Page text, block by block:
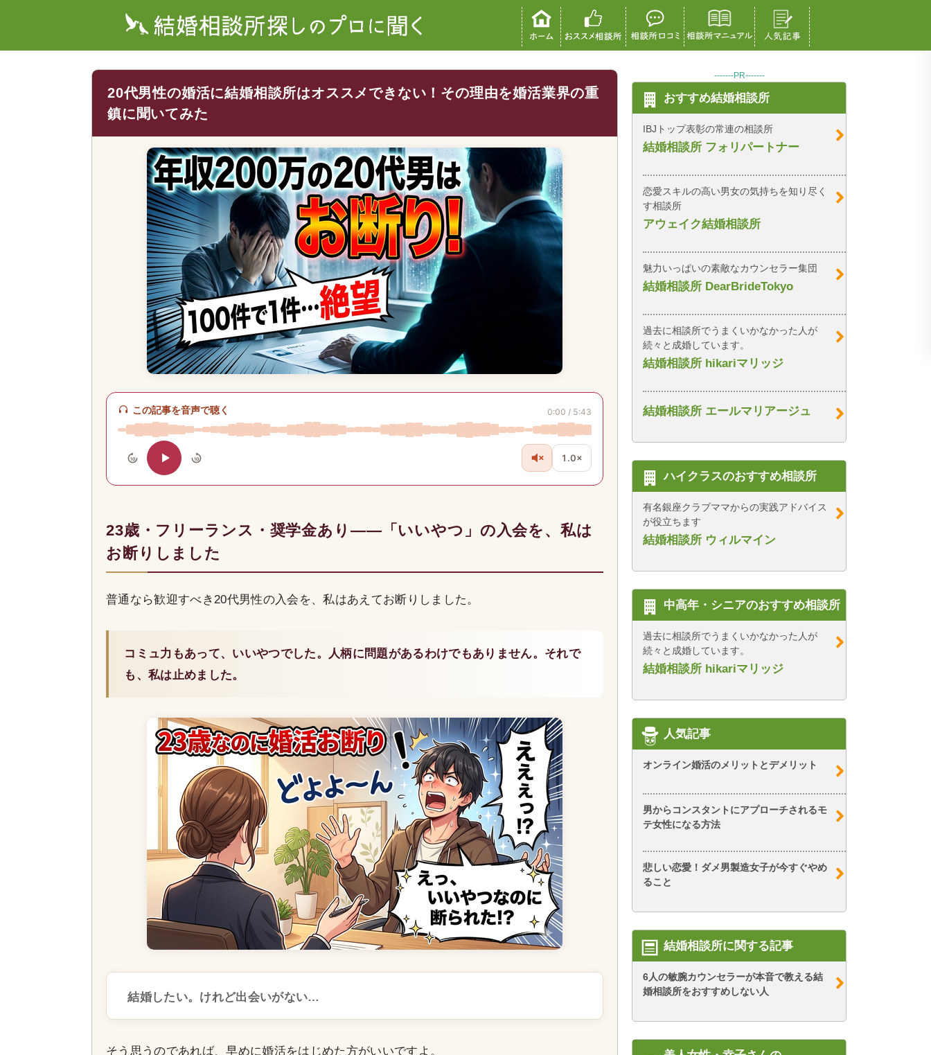
20代男性の婚活に結婚相談所はオススメできない！その理由を婚活業界の重
鎮に聞いてみた
この記事を音声で聴く 0:00 / 5:43
10 10 1.0×
23歳・フリーランス・奨学金あり——「いいやつ」の入会を、私は
お断りしました
普通なら歓迎すべき20代男性の入会を、私はあえてお断りしました。
コミュ力もあって、いいやつでした。人柄に問題があるわけでもありません。それで
も、私は止めました。
結婚したい。けれど出会いがない…
そう思うのであれば、早めに婚活をはじめた方がいいですよ。
-------PR-------
おすすめ結婚相談所
IBJトップ表彰の常連の相談所
結婚相談所 フォリパートナー
恋愛スキルの高い男女の気持ちを知り尽く
す相談所
アウェイク結婚相談所
魅力いっぱいの素敵なカウンセラー集団
結婚相談所 DearBrideTokyo
過去に相談所でうまくいかなかった人が
続々と成婚しています。
結婚相談所 hikariマリッジ
結婚相談所 エールマリアージュ
ハイクラスのおすすめ相談所
有名銀座クラブママからの実践アドバイス
が役立ちます
結婚相談所 ウィルマイン
中高年・シニアのおすすめ相談所
過去に相談所でうまくいかなかった人が
続々と成婚しています。
結婚相談所 hikariマリッジ
人気記事
オンライン婚活のメリットとデメリット
男からコンスタントにアプローチされるモ
テ女性になる方法
悲しい恋愛！ダメ男製造女子が今すぐやめ
ること
結婚相談所に関する記事
6人の敏腕カウンセラーが本音で教える結
婚相談所をおすすめしない人